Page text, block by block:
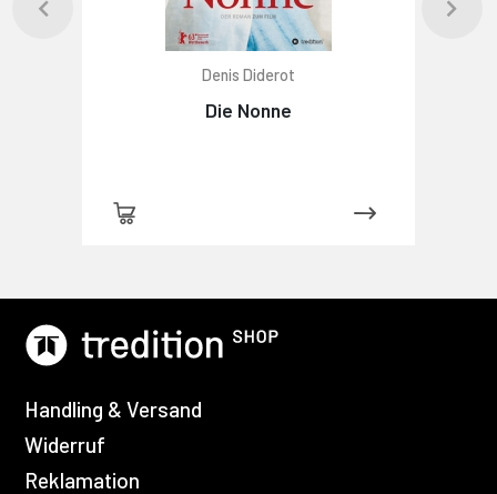
Denis Diderot
Die Nonne
Handling & Versand
Widerruf
Reklamation